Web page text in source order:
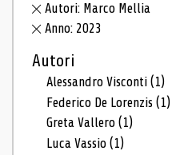
Autori: Marco Mellia
Anno: 2023
Autori
Alessandro Visconti(1)
Federico De Lorenzis(1)
Greta Vallero(1)
Luca Vassio(1)